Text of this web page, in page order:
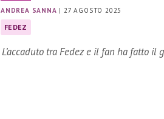
ANDREA SANNA |27 AGOSTO 2025
FEDEZ
L’accaduto tra Fedez e il fan ha fatto il